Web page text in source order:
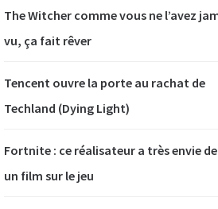
The Witcher comme vous ne l’avez
vu, ça fait rêver
Tencent ouvre la porte au rachat de
Techland (Dying Light)
Fortnite : ce réalisateur a très envie
un film sur le jeu